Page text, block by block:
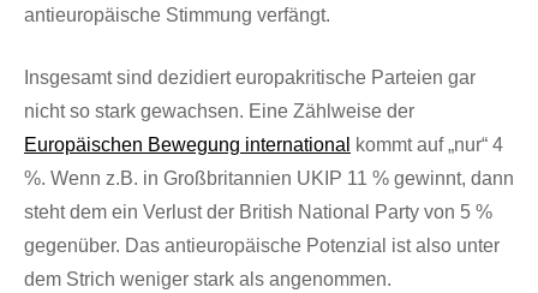
antieuropäische Stimmung verfängt.
Insgesamt sind dezidiert europakritische Parteien gar
nicht so stark gewachsen. Eine Zählweise der
Europäischen Bewegung international
kommt auf „nur“ 4
%. Wenn z.B. in Großbritannien UKIP 11 % gewinnt, dann
steht dem ein Verlust der British National Party von 5 %
gegenüber. Das antieuropäische Potenzial ist also unter
dem Strich weniger stark als angenommen.